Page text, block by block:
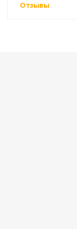
Отзывы